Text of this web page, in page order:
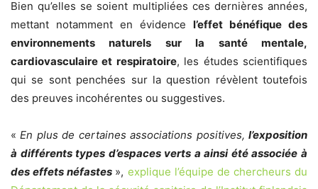
Bien qu’elles se soient multipliées ces dernières années,
mettant notamment en évidence l’effet bénéfique des
environnements naturels sur la santé mentale,
cardiovasculaire et respiratoire, les études scientifiques
qui se sont penchées sur la question révèlent toutefois
des preuves incohérentes ou suggestives.
«En plus de certaines associations positives,l’exposition
à différents types d’espaces verts a ainsi été associée à
des effets néfastes », explique l’équipe de chercheurs du